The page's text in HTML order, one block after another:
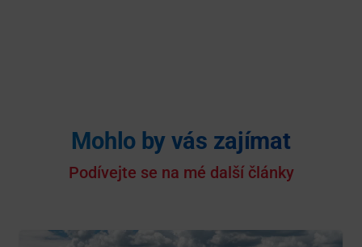
Mohlo by vás zajímat
Podívejte se na mé další články